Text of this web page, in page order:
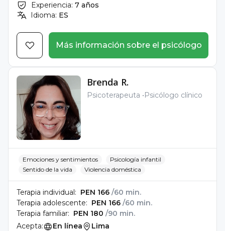
Experiencia: 7 años
Idioma: ES
Más información sobre el psicólogo
Brenda R.
Psicoterapeuta Psicólogo clínico
Emociones y sentimientos
Psicología infantil
Sentido de la vida
Violencia doméstica
Terapia individual: PEN 166 /60 min.
Terapia adolescente: PEN 166 /60 min.
Terapia familiar: PEN 180 /90 min.
Acepta:
En línea Lima